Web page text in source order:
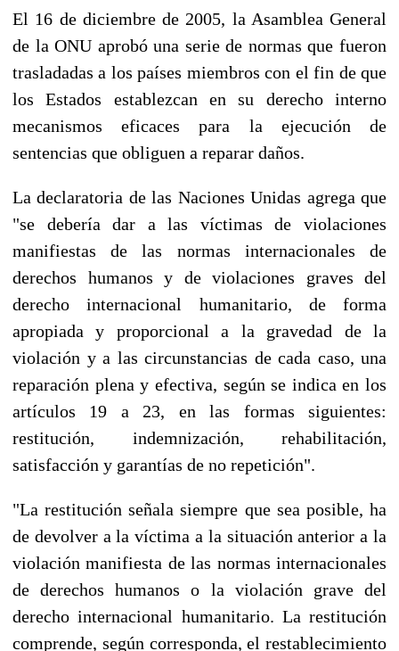
El 16 de diciembre de 2005, la Asamblea General
de la ONU aprobó una serie de normas que fueron
trasladadas a los países miembros con el fin de que
los Estados establezcan en su derecho interno
mecanismos eficaces para la ejecución de
sentencias que obliguen a reparar daños.
La declaratoria de las Naciones Unidas agrega que
"se debería dar a las víctimas de violaciones
manifiestas de las normas internacionales de
derechos humanos y de violaciones graves del
derecho internacional humanitario, de forma
apropiada y proporcional a la gravedad de la
violación y a las circunstancias de cada caso, una
reparación plena y efectiva, según se indica en los
artículos 19 a 23, en las formas siguientes:
restitución, indemnización, rehabilitación,
satisfacción y garantías de no repetición".
"La restitución señala siempre que sea posible, ha
de devolver a la víctima a la situación anterior a la
violación manifiesta de las normas internacionales
de derechos humanos o la violación grave del
derecho internacional humanitario. La restitución
comprende, según corresponda, el restablecimiento